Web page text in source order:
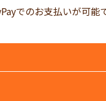
でのお支払いが可能